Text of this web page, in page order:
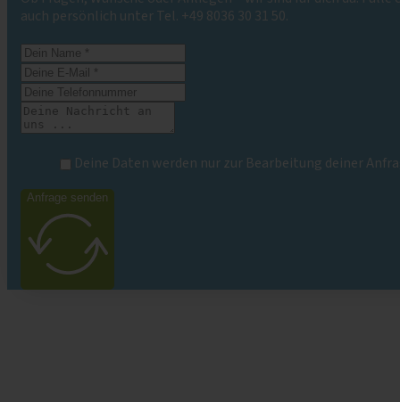
auch persönlich unter Tel. +49 8036 30 31 50.
Deine Daten werden nur zur Bearbeitung deiner
Anfrage senden